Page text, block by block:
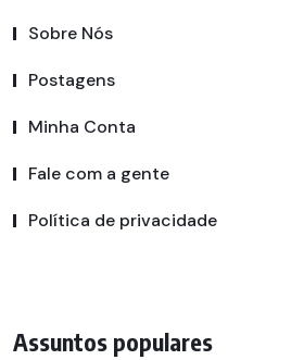
Sobre Nós
Postagens
Minha Conta
Fale com a gente
Política de privacidade
Assuntos populares